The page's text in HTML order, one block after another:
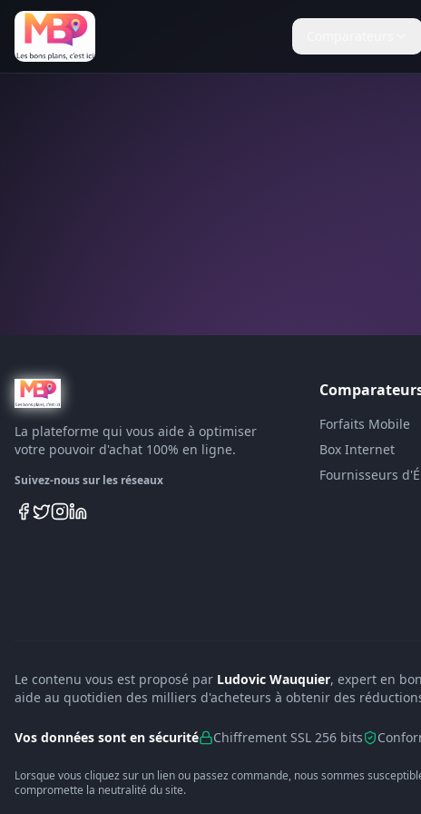
La plateforme qui vous aide à optimiser
votre pouvoir d'achat 100% en ligne.
Suivez-nous sur les réseaux
Forfaits Mobile
Box Internet
Fournisseurs
Le contenu vous est proposé par Ludovic Wauquier, expert en
aide au quotidien des milliers d'acheteurs à obtenir des
Vos données sont en sécurité Chiffrement SSL 256 bits
Lorsque vous cliquez sur un lien ou passez commande, nous sommes
compromette la neutralité du site.